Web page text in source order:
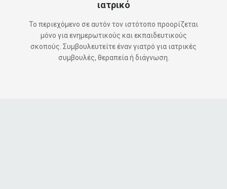
ιατρικό
Το περιεχόμενο σε αυτόν τον ιστότοπο προορίζεται
μόνο για ενημερωτικούς και εκπαιδευτικούς
σκοπούς. Συμβουλευτείτε έναν γιατρό για ιατρικές
συμβουλές, θεραπεία ή διάγνωση.